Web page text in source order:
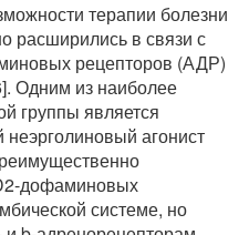
терапии болезни
расширились в связи с
рецепторов (АДР)
Одним из наиболее
группы является
неэрголиновый агонист
дофаминовых
системе, но